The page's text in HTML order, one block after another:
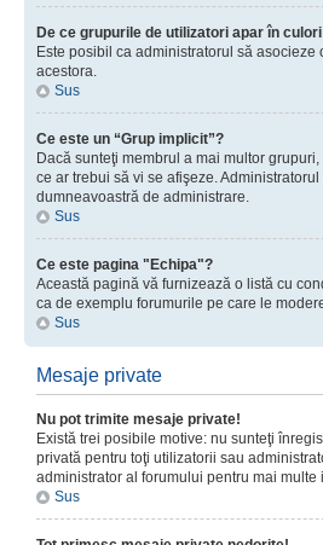
De ce grupurile de utilizatori apar în
Este posibil ca administratorul să
acestora.
Sus
Ce este un “Grup implicit”?
Dacă sunteţi membrul a mai multor
ce ar trebui să vi se afişeze.
dumneavoastră de administrare.
Sus
Ce este pagina "Echipa"?
Această pagină vă furnizează o listă cu
ca de exemplu forumurile pe care le
Sus
Mesaje private
Nu pot trimite mesaje private!
Există trei posibile motive: nu sunteţi
privată pentru toţi utilizatorii sau
administrator al forumului pentru mai multe
Sus